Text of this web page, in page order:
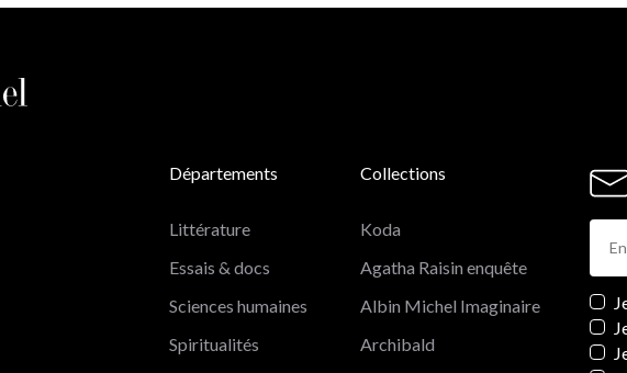
Départements
Littérature
Essais & docs
Sciences humaines
Spiritualités
Collections
Koda
Agatha Raisin enquête
Albin Michel Imaginaire
Archibald